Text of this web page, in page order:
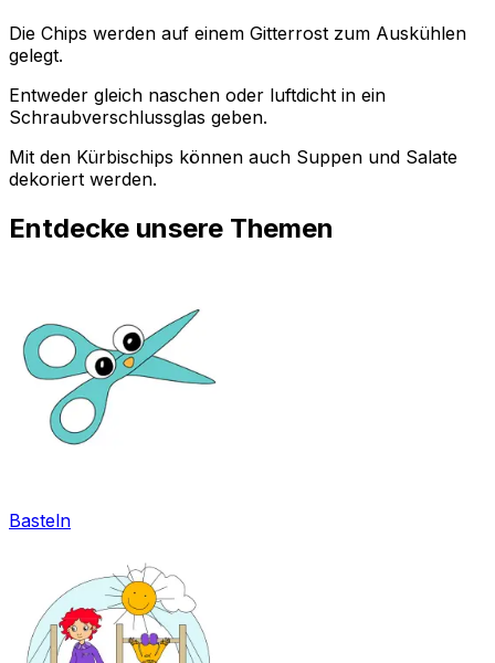
Die Chips werden auf einem Gitterrost zum Auskühlen
gelegt.
Entweder gleich naschen oder luftdicht in ein
Schraubverschlussglas geben.
Mit den Kürbischips können auch Suppen und Salate
dekoriert werden.
Entdecke unsere Themen
Basteln